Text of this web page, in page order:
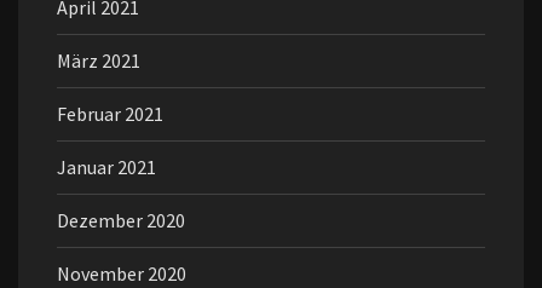
April 2021
März 2021
Februar 2021
Januar 2021
Dezember 2020
November 2020